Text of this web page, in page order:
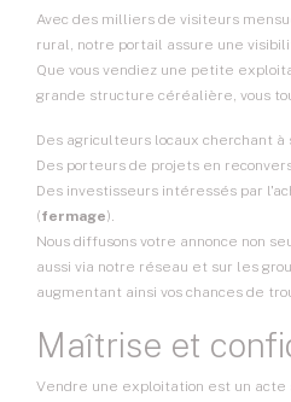
Avec des milliers de visiteurs
rural, notre portail assure une
Que vous vendiez une petite
grande structure céréalière, vous
Des agriculteurs locaux cherchant à
Des porteurs de projets en
Des investisseurs intéressés par
(fermage).
Nous diffusons votre annonce non
aussi via notre réseau et sur les
augmentant ainsi vos chances de
Maîtrise et
Vendre une exploitation est un